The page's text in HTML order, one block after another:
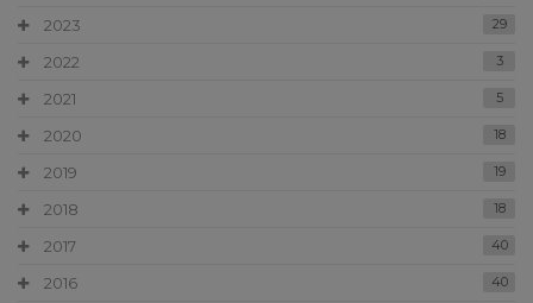
2023 29
2022 3
2021 5
2020 18
2019 19
2018 18
2017 40
2016 40